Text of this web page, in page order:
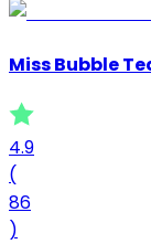
Miss Bubble
4.9
(
86
)